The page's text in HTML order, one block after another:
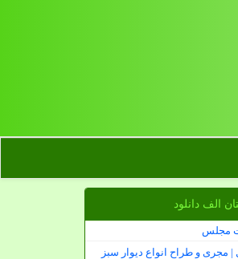
الف دانلود
مجلس
مجری و طراح انواع دیوار سبز